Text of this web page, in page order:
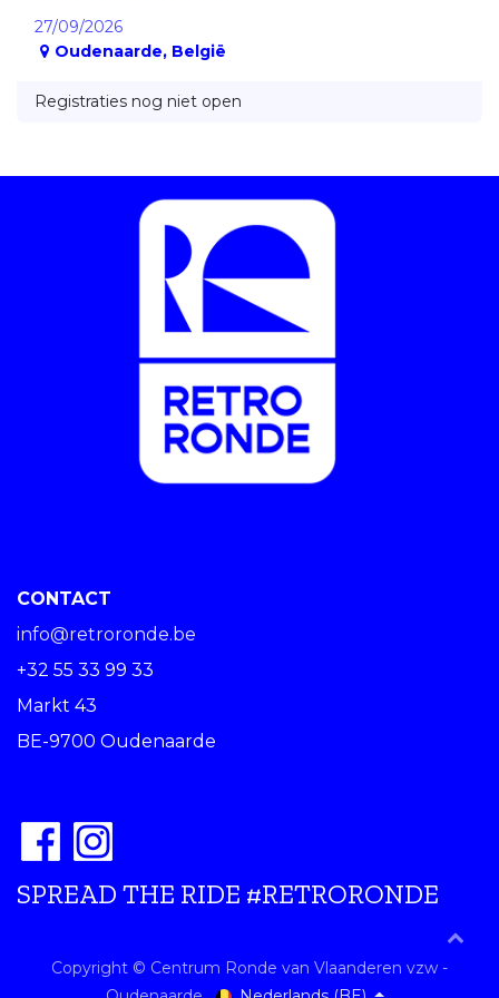
27/09/2026
Oudenaarde, België
Registraties nog niet open
CONTACT
info@retroronde.be
+32 55 33 99 33
Markt 43
BE-9700 Oudenaarde
SPREAD THE RIDE #RETRORONDE
Copyright © Centrum Ronde van Vlaanderen vzw -